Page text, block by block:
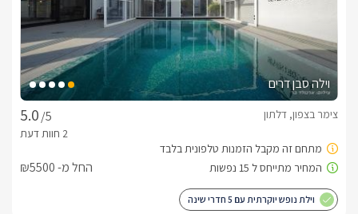
וילה סבן דרים
/5
צימר בצפון, דלתון
החל מ- ₪5500
וילת נופש יוקרתית עם 5 חדרי שינה